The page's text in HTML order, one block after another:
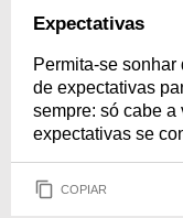
Expectativas
Permita-se
de expectativas
sempre: só cabe a
expectativas se
COPIAR